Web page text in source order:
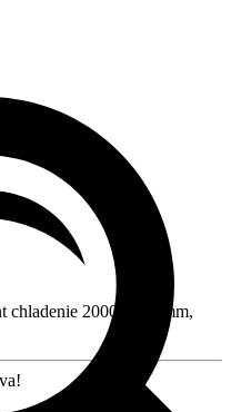
2000x1250mm,